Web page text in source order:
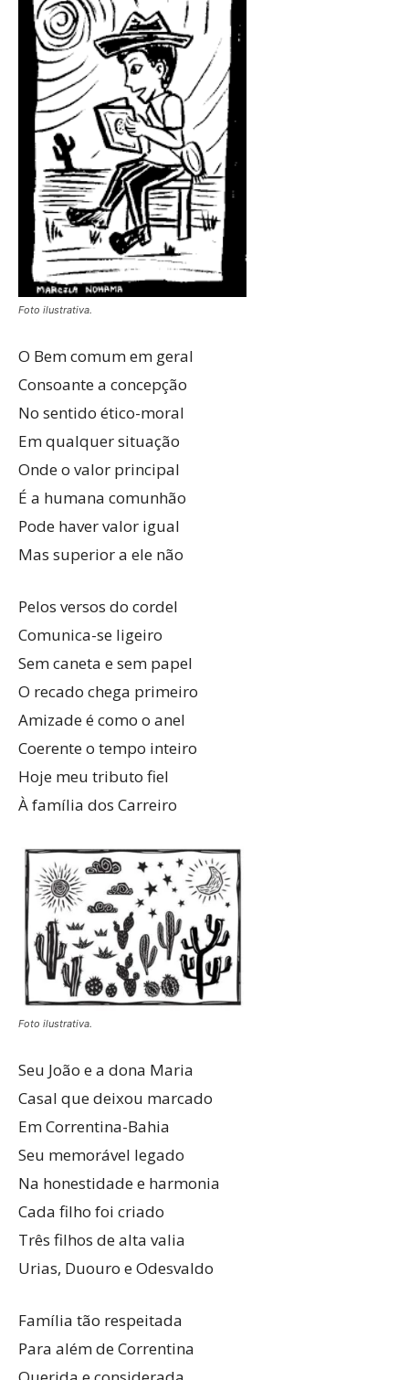
Foto ilustrativa.
O Bem comum em geral
Consoante a concepção
No sentido ético-moral
Em qualquer situação
Onde o valor principal
É a humana comunhão
Pode haver valor igual
Mas superior a ele não
Pelos versos do cordel
Comunica-se ligeiro
Sem caneta e sem papel
O recado chega primeiro
Amizade é como o anel
Coerente o tempo inteiro
Hoje meu tributo fiel
À família dos Carreiro
Foto ilustrativa.
Seu João e a dona Maria
Casal que deixou marcado
Em Correntina-Bahia
Seu memorável legado
Na honestidade e harmonia
Cada filho foi criado
Três filhos de alta valia
Urias, Duouro e Odesvaldo
Família tão respeitada
Para além de Correntina